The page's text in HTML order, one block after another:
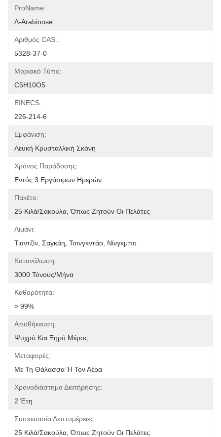
ProName:
Λ-Arabinose
Αριθμός CAS.:
5328-37-0
Μοριακό Τύπο:
C5H10O5
EINECS:
226-214-6
Εμφάνιση:
Λευκή Κρυσταλλική Σκόνη
Χρόνος Παράδοσης:
Εντός 3 Εργάσιμων Ημερών
Πακέτο:
25 Κιλά/σακούλα, Όπως Ζητούν Οι Πελάτες
Λιμάνι:
Τιαντζίν, Σαγκάη, Τσινγκντάο, Νίνγκμπο
Κατανάλωση:
3000 Τόνους/μήνα
Καθαρότητα:
> 99%
Αποθήκευση:
Ψυχρό Και Ξηρό Μέρος
Μεταφορές:
Με Τη Θάλασσα Ή Τον Αέρα
Χρονοδιάστημα Διατήρησης:
2 Έτη
Συσκευασία Λεπτομέρειες:
25 Κιλά/σακούλα, Όπως Ζητούν Οι Πελάτες